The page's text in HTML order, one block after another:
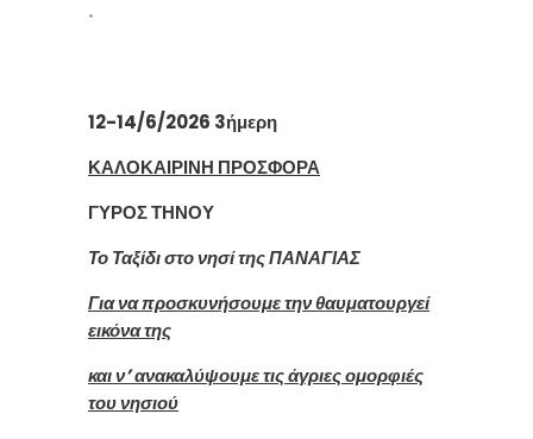
*
12-14/6/2026 3ήμερη
ΚΑΛΟΚΑΙΡΙΝΗ ΠΡΟΣΦΟΡΑ
ΓΥΡΟΣ ΤΗΝΟΥ
Το Ταξίδι στο νησί της ΠΑΝΑΓΙΑΣ
Για να προσκυνήσουμε την θαυματουργεί
εικόνα της
και ν’ ανακαλύψουμε τις άγριες ομορφιές
του νησιού